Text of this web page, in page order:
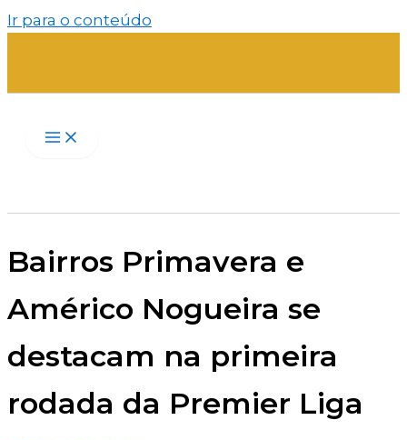
Ir para o conteúdo
Bairros Primavera e
Américo Nogueira se
destacam na primeira
rodada da Premier Liga